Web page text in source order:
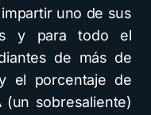
uno de sus
y para todo el
de más de
el porcentaje de
sobresaliente)